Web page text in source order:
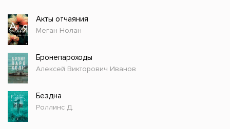
Акты отчаяния
Меган Нолан
Бронепароходы
Алексей Викторович Иванов
Бездна
Роллинс Д.